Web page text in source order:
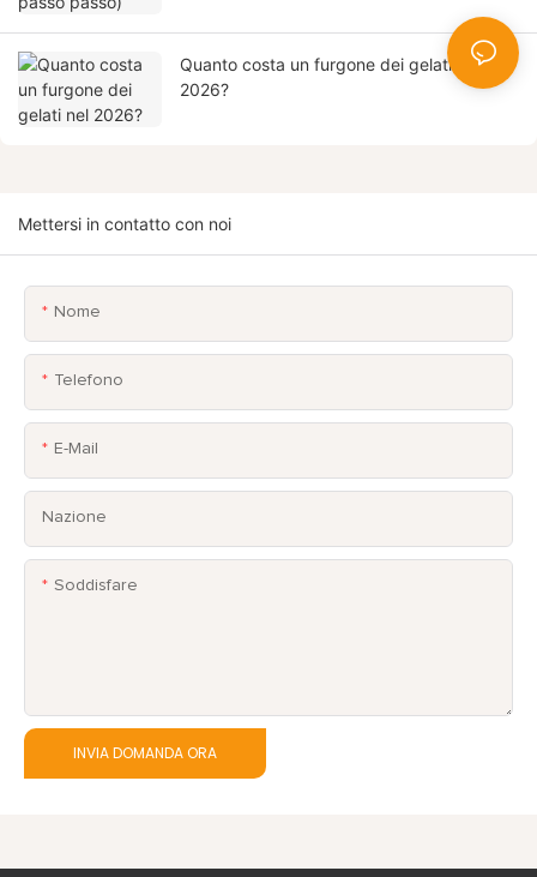
Quanto costa un furgone dei gelati nel
2026?
Mettersi in contatto con noi
Nome
Telefono
E-Mail
Nazione
Soddisfare
INVIA DOMANDA ORA